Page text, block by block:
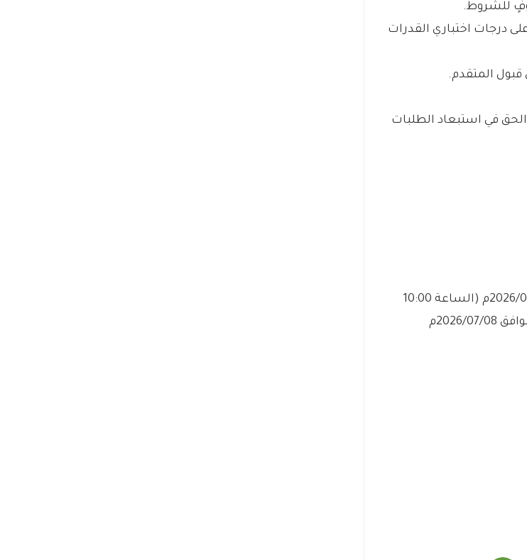
للشروط.
درجات اختباري القدرات
المتقدم.
في استبعاد الطلبات
– يبدأ التقديم يوم السبت بتاريخ 1448/01/19هـ الموافق 2026/07/04م (الساعة 10:00
صباحاً) وينتهي التقديم يوم الأربعاء بتاريخ 1448/01/23هـ الموافق 2026/07/08م